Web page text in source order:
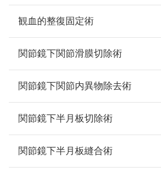
観血的整復固定術
関節鏡下関節滑膜切除術
関節鏡下関節内異物除去術
関節鏡下半月板切除術
関節鏡下半月板縫合術